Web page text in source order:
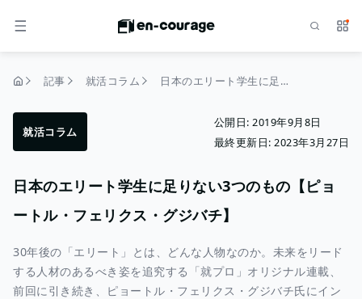
メニュー サ
記事 就活コラム 日本のエリート学生に足りない3つのもの【ピョートル・フェリクス・グジバチ】
就活コラム
公開日: 2019年9月8日
最終更新日: 2023年3月27日
日本のエリート学生に足りない3つのもの【ピョ
ートル・フェリクス・グジバチ】
30年後の「エリート」とは、どんな人物なのか。未来をリード
する人材のあるべき姿を追究する「就プロ」オリジナル連載、
前回に引き続き、ピョートル・フェリクス・グジバチ氏にイン